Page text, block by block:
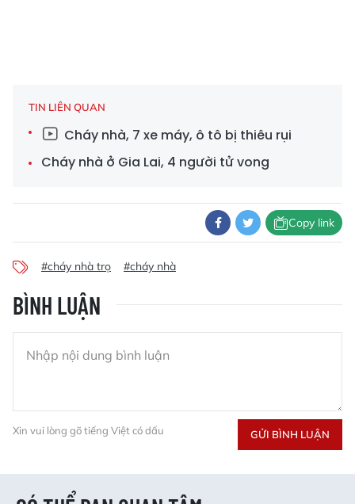
TIN LIÊN QUAN
Cháy nhà, 7 xe máy, ô tô bị thiêu rụi
Cháy nhà ở Gia Lai, 4 người tử vong
Copy link
#cháy nhà trọ #cháy nhà
BÌNH LUẬN
Xin vui lòng gõ tiếng Việt có dấu GỬI BÌNH LUẬN